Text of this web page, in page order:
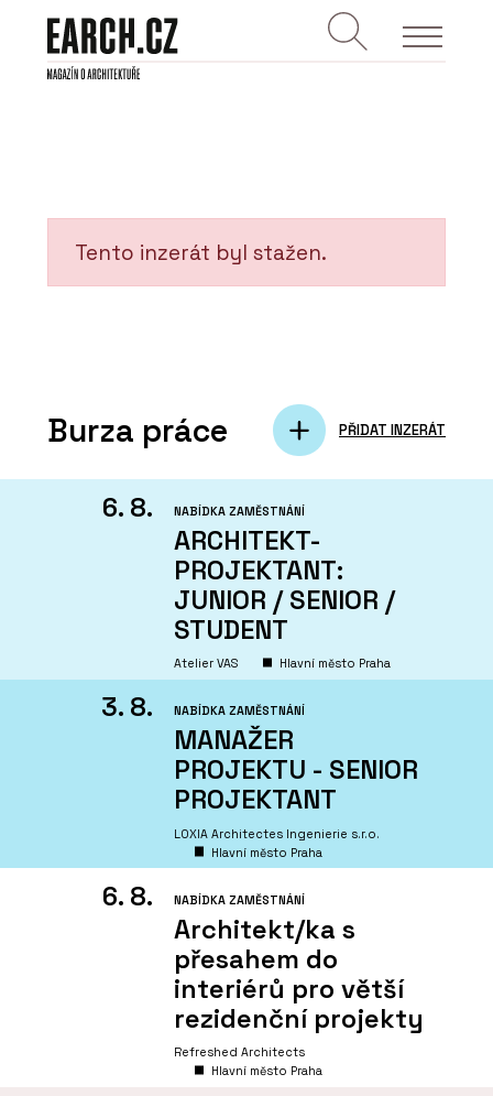
Tento inzerát byl stažen.
Burza práce PŘIDAT INZERÁT
6. 8. NABÍDKA ZAMĚSTNÁNÍ
ARCHITEKT-
PROJEKTANT:
JUNIOR / SENIOR /
STUDENT
Atelier VAS Hlavní město Praha
3. 8. NABÍDKA ZAMĚSTNÁNÍ
MANAŽER
PROJEKTU - SENIOR
PROJEKTANT
LOXIA Architectes Ingenierie s.r.o.
Hlavní město Praha
6. 8. NABÍDKA ZAMĚSTNÁNÍ
Architekt/ka s
přesahem do
interiérů pro větší
rezidenční projekty
Refreshed Architects
Hlavní město Praha